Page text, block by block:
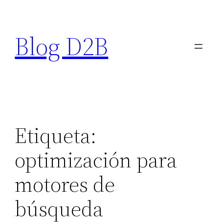
contenido
Blog D2B
Etiqueta:
optimización para
motores de
búsqueda